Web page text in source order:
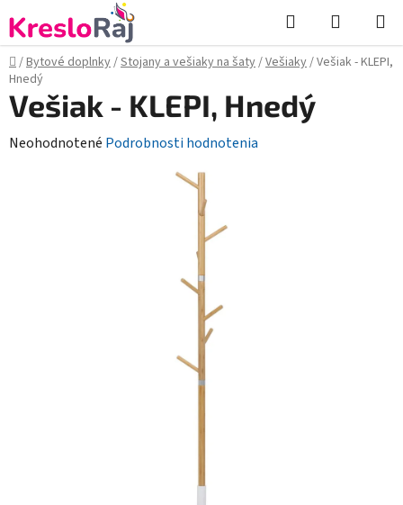
na
obsah
Hľadať
KOŠÍK
Domov
/Bytové doplnky/Stojany a vešiaky na šaty/Vešiaky/Vešiak - KLEPI,
Hnedý
Vešiak - KLEPI, Hnedý
Priemerné
Neohodnotené Podrobnosti hodnotenia